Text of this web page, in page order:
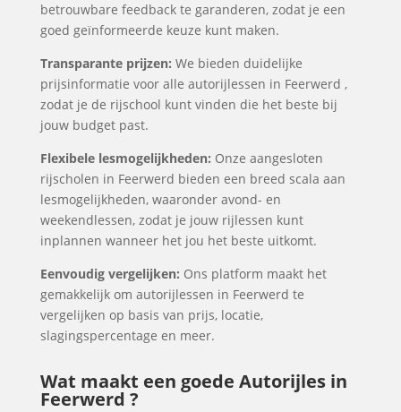
betrouwbare feedback te garanderen, zodat je een
goed geïnformeerde keuze kunt maken.
Transparante prijzen: We bieden duidelijke
prijsinformatie voor alle autorijlessen in Feerwerd ,
zodat je de rijschool kunt vinden die het beste bij
jouw budget past.
Flexibele lesmogelijkheden: Onze aangesloten
rijscholen in Feerwerd bieden een breed scala aan
lesmogelijkheden, waaronder avond- en
weekendlessen, zodat je jouw rijlessen kunt
inplannen wanneer het jou het beste uitkomt.
Eenvoudig vergelijken: Ons platform maakt het
gemakkelijk om autorijlessen in Feerwerd te
vergelijken op basis van prijs, locatie,
slagingspercentage en meer.
Wat maakt een goede Autorijles in
Feerwerd ?